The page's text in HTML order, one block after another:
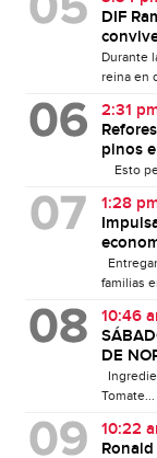
DIF
Durante
reina en
2:31
pinos
Esto
1:28
familias
10:46
DE
Tomate...
10:22